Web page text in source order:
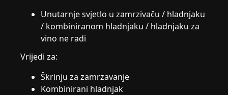
Unutarnje svjetlo u zamrzivaču / hladnjaku
/ kombiniranom hladnjaku / hladnjaku za
vino ne radi
Vrijedi za:
Škrinju za zamrzavanje
Kombinirani hladnjak